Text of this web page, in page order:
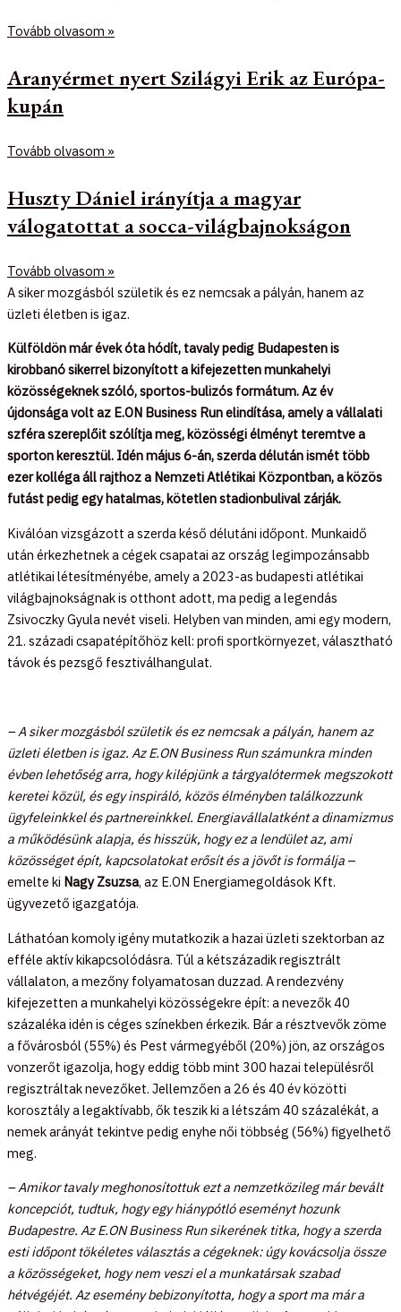
Tovább olvasom »
Aranyérmet nyert Szilágyi Erik az Európa-
kupán
Tovább olvasom »
Huszty Dániel irányítja a magyar
válogatottat a socca-világbajnokságon
Tovább olvasom »
A siker mozgásból születik és ez nemcsak a pályán, hanem az
üzleti életben is igaz.
Külföldön már évek óta hódít, tavaly pedig Budapesten is
kirobbanó sikerrel bizonyított a kifejezetten munkahelyi
közösségeknek szóló, sportos-bulizós formátum. Az év
újdonsága volt az E.ON Business Run elindítása, amely a vállalati
szféra szereplőit szólítja meg, közösségi élményt teremtve a
sporton keresztül. Idén május 6-án, szerda délután ismét több
ezer kolléga áll rajthoz a Nemzeti Atlétikai Központban, a közös
futást pedig egy hatalmas, kötetlen stadionbulival zárják.
Kiválóan vizsgázott a szerda késő délutáni időpont. Munkaidő
után érkezhetnek a cégek csapatai az ország legimpozánsabb
atlétikai létesítményébe, amely a 2023-as budapesti atlétikai
világbajnokságnak is otthont adott, ma pedig a legendás
Zsivoczky Gyula nevét viseli. Helyben van minden, ami egy modern,
21. századi csapatépítőhöz kell: profi sportkörnyezet, választható
távok és pezsgő fesztiválhangulat.
– A siker mozgásból születik és ez nemcsak a pályán, hanem az
üzleti életben is igaz. Az E.ON Business Run számunkra minden
évben lehetőség arra, hogy kilépjünk a tárgyalótermek megszokott
keretei közül, és egy inspiráló, közös élményben találkozzunk
ügyfeleinkkel és partnereinkkel. Energiavállalatként a dinamizmus
a működésünk alapja, és hisszük, hogy ez a lendület az, ami
közösséget épít, kapcsolatokat erősít és a jövőt is formálja –
emelte ki Nagy Zsuzsa, az E.ON Energiamegoldások Kft.
ügyvezető igazgatója.
Láthatóan komoly igény mutatkozik a hazai üzleti szektorban az
efféle aktív kikapcsolódásra. Túl a kétszázadik regisztrált
vállalaton, a mezőny folyamatosan duzzad. A rendezvény
kifejezetten a munkahelyi közösségekre épít: a nevezők 40
százaléka idén is céges színekben érkezik. Bár a résztvevők zöme
a fővárosból (55%) és Pest vármegyéből (20%) jön, az országos
vonzerőt igazolja, hogy eddig több mint 300 hazai településről
regisztráltak nevezőket. Jellemzően a 26 és 40 év közötti
korosztály a legaktívabb, ők teszik ki a létszám 40 százalékát, a
nemek arányát tekintve pedig enyhe női többség (56%) figyelhető
meg.
– Amikor tavaly meghonosítottuk ezt a nemzetközileg már bevált
koncepciót, tudtuk, hogy egy hiánypótló eseményt hozunk
Budapestre. Az E.ON Business Run sikerének titka, hogy a szerda
esti időpont tökéletes választás a cégeknek: úgy kovácsolja össze
a közösségeket, hogy nem veszi el a munkatársak szabad
hétvégéjét. Az esemény bebizonyította, hogy a sport ma már a